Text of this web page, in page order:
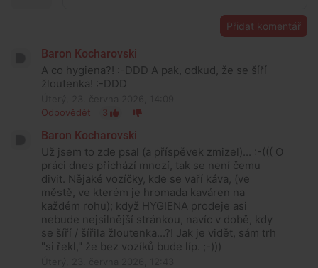
Přidat komentář
Baron Kocharovski
A co hygiena?! :-DDD A pak, odkud, že se šíří
žloutenka! :-DDD
Odpovědět
3
Baron Kocharovski
Už jsem to zde psal (a příspěvek zmizel)... :-((( O
práci dnes přichází mnozí, tak se není čemu
divit. Nějaké vozíčky, kde se vaří káva, (ve
městě, ve kterém je hromada kaváren na
každém rohu); když HYGIENA prodeje asi
nebude nejsilnější stránkou, navíc v době, kdy
se šíří / šířila žloutenka...?! Jak je vidět, sám trh
"si řekl," že bez vozíků bude líp. ;-)))